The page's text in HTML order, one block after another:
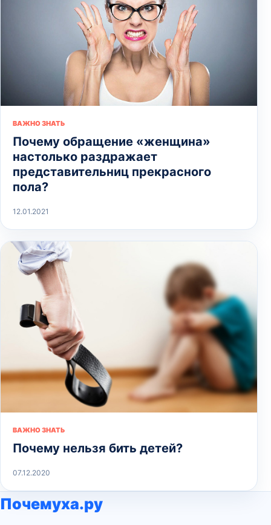
ВАЖНО ЗНАТЬ
Почему обращение «женщина»
настолько раздражает
представительниц прекрасного
пола?
12.01.2021
ВАЖНО ЗНАТЬ
Почему нельзя бить детей?
07.12.2020
Почемуха.ру